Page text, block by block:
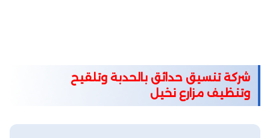
شركة تنسيق حدائق بالحدبة وتلقيح
وتنظيف مزارع نخيل